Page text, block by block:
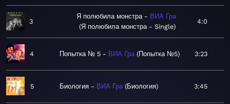
3
Я полюбила монстра
ВИА Гра
Я полюбила монстра - Single
4:0
4 Попытка № 5 ВИА Гра Попытка №5 3:23
5 Биология ВИА Гра Биология 3:45